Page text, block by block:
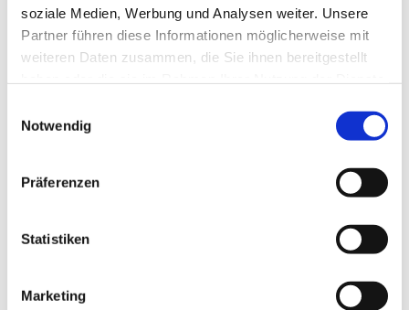
soziale Medien, Werbung und Analysen weiter. Unsere
Partner führen diese Informationen möglicherweise mit
weiteren Daten zusammen, die Sie ihnen bereitgestellt
Notwendig
Präferenzen
Statistiken
Marketing
Dies könnte Sie auch